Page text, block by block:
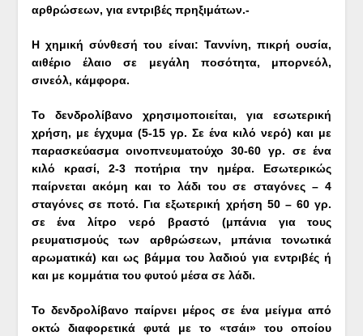
αρθρώσεων, για εντριβές πρηξιμάτων.-
Η χημική σύνθεσή του είναι: Ταννίνη, πικρή ουσία,
αιθέριο έλαιο σε μεγάλη ποσότητα, μπορνεόλ,
σινεόλ, κάμφορα.
Το δενδρολίβανο χρησιμοποιείται, για εσωτερική
χρήση, με έγχυμα (5-15 γρ. Σε ένα κιλό νερό) και με
παρασκεύασμα οινοπνευματούχο 30-60 γρ. σε ένα
κιλό κρασί, 2-3 ποτήρια την ημέρα. Εσωτερικώς
παίρνεται ακόμη και το λάδι του σε σταγόνες – 4
σταγόνες σε ποτό. Για εξωτερική χρήση 50 – 60 γρ.
σε ένα λίτρο νερό βραστό (μπάνια για τους
ρευματισμούς των αρθρώσεων, μπάνια τονωτικά
αρωματικά) και ως βάμμα του λαδιού για εντριβές ή
και με κομμάτια του φυτού μέσα σε λάδι.
Το δενδρολίβανο παίρνει μέρος σε ένα μείγμα από
οκτώ διαφορετικά φυτά με το «τσάι» του οποίου